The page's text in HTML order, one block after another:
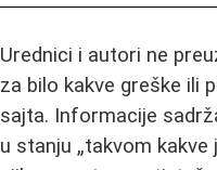
Urednici i autori ne
za bilo kakve greške ili
sajta. Informacije
u stanju „takvom kakve